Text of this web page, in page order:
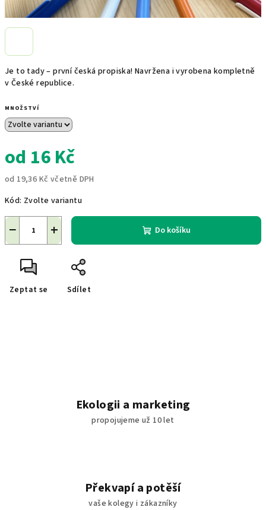
Je to tady – první česká propiska! Navržena i vyrobena kompletně
v České republice.
MNOŽSTVÍ
od 16 Kč
od 19,36 Kč včetně DPH
cena:
Kód: Zvolte variantu
+
− Do košíku
Zeptat se Sdílet
Ekologii a marketing
propojujeme už 10 let
Překvapí a potěší
vaše kolegy i zákazníky